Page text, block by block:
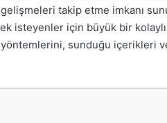
takip etme imkanı
isteyenler için büyük bir
yöntemlerini, sunduğu içerikleri